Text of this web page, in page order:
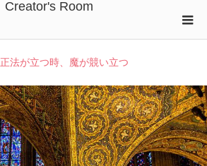
Creator's Room
正法が立つ時、魔が競い立つ